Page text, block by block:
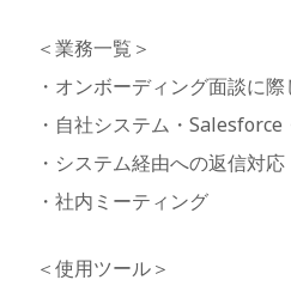
＜業務一覧＞
・オンボーディング面談に
・自社システム・
・システム経由への返信対応
・社内ミーティング
＜使用ツール＞